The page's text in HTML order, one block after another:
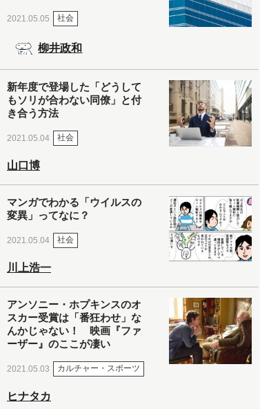
2021.05.05 社会
柳井政和
新年度で登場した「どうして
もソリが合わない同僚」と付
き合う方法
2021.05.04 社会
山口博
マンガでわかる「ウイルスの
変異」ってなに？
2021.05.04 社会
川上浩一
アンソニー・ホプキンスのオ
スカー受賞は「番狂わせ」な
んかじゃない！ 映画『ファ
ーザー』のここが凄い
2021.05.03 カルチャー・スポーツ
ヒナタカ